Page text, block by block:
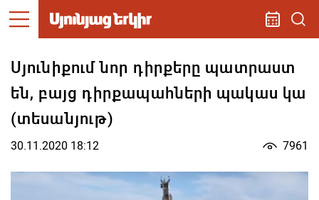
Սյունիքում նոր դիրքերը պատրաստ
են, բայց դիրքապահների պակաս կա
(տեսանյութ)
30.11.2020 18:12 7961